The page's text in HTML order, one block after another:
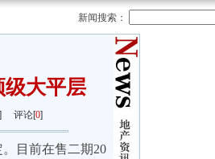
新闻搜索：
级大平层
评论[0]
目前在售二期20